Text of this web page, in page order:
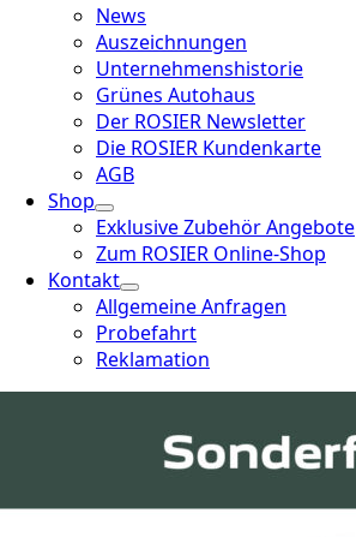
News
Auszeichnungen
Unternehmenshistorie
Grünes Autohaus
Der ROSIER Newsletter
Die ROSIER Kundenkarte
AGB
Shop
Exklusive Zubehör Angebote
Zum ROSIER Online-Shop
Kontakt
Allgemeine Anfragen
Probefahrt
Reklamation